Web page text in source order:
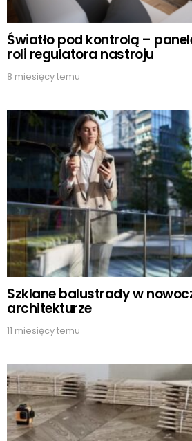
Światło pod kontrolą –
roli regulatora nastroju
8 miesięcy temu
Szklane balustrady w
architekturze
11 miesięcy temu